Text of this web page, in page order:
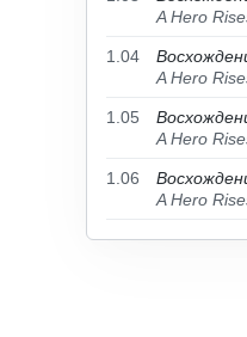
A Hero
1.04
A Hero
1.05
A Hero
1.06
A Hero